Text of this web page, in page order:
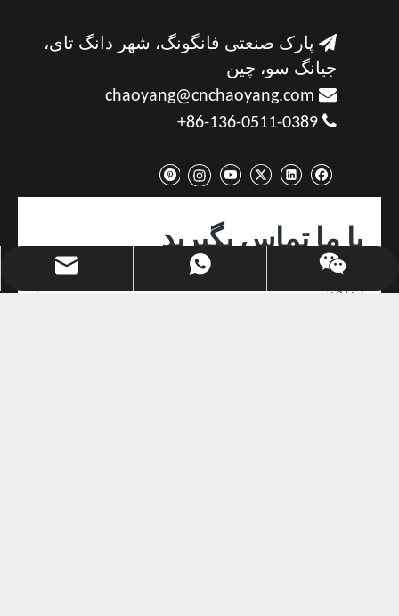
 پارک صنعتی فانگونگ، شهر دانگ تای،
جیانگ سو، چین

chaoyang@cnchaoyang.com

+86-136-0511-0389
chaoyang@cnchaoyang.com
با ما تماس بگیرید